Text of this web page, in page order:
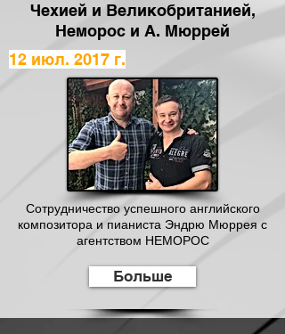
Чехией и Великобританией,
Неморос и А. Мюррей
12 июл. 2017 г.
Сотрудничество успешного английского
композитора и пианиста Эндрю Мюррея с
агентством НЕМОРОС
Больше